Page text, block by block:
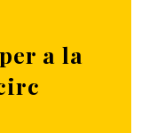
a la